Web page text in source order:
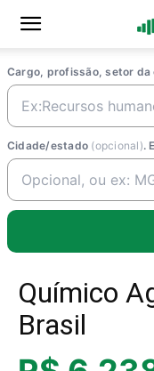
Cargo, profissão, setor da
Cidade/estado (opcional).
Químico
Brasil